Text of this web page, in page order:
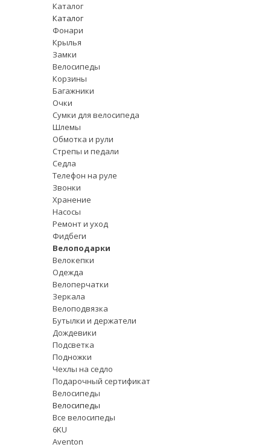
Каталог
Каталог
Фонари
Крылья
Замки
Велосипеды
Корзины
Багажники
Очки
Сумки для велосипеда
Шлемы
Обмотка и рули
Стрепы и педали
Седла
Телефон на руле
Звонки
Хранение
Насосы
Ремонт и уход
Фидбеги
Велоподарки
Велокепки
Одежда
Велоперчатки
Зеркала
Велоподвязка
Бутылки и держатели
Дождевики
Подсветка
Подножки
Чехлы на седло
Подарочный сертификат
Велосипеды
Велосипеды
Все велосипеды
6KU
Aventon